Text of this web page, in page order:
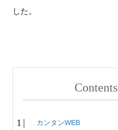
した。
Contents
カンタンWEB